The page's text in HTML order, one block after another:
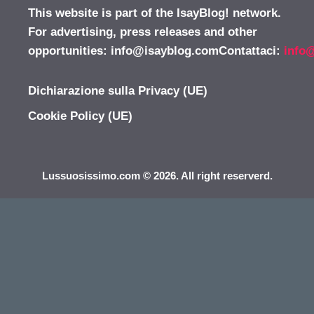
This website is part of the IsayBlog! network.
For advertising, press releases and other
opportunities: info@isayblog.comContattaci:
Dichiarazione sulla Privacy (UE)
Cookie Policy (UE)
Lussuosissimo.com © 2026. All right reserverd.